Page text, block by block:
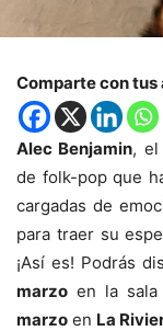
Comparte con tus
Alec Benjamin, el
de folk-pop que
cargadas de
para traer su
¡Así es! Podrás
marzo en la sala
marzo en La